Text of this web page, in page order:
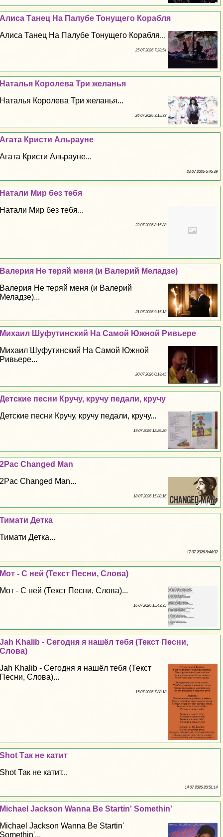
Алиса Танец На Палубе Тонущего Корабля
Алиса Танец На Палубе Тонущего Корабля...
25 07 2026 7:23:54
Наталья Королева Три желанья
Наталья Королева Три желанья...
24 07 2026 3:15:33
Агата Кристи Альрауне
Агата Кристи Альрауне...
23 07 2026 6:46:39
Натали Мир без тебя
Натали Мир без тебя...
22 07 2026 8:15:38
Валерия Не теряй меня (и Валерий Меладзе)
Валерия Не теряй меня (и Валерий
Меладзе)...
21 07 2026 9:15:18
Михаил Шуфутинский На Самой Южной Ривьере
Михаил Шуфутинский На Самой Южной
Ривьере...
20 07 2026 0:13:45
Детские песни Кручу, кручу педали, кручу
Детские песни Кручу, кручу педали, кручу...
19 07 2026 12:26:20
2Pac Changed Man
2Pac Changed Man...
18 07 2026 15:38:16
Тимати Детка
Тимати Детка...
17 07 2026 8:44:32
Мот - С ней (Текст Песни, Слова)
Мот - С ней (Текст Песни, Слова)...
16 07 2026 15:43:35
Jah Khalib - Сегодня я нашёл тебя (Текст Песни,
Слова)
Jah Khalib - Сегодня я нашёл тебя (Текст
Песни, Слова)...
15 07 2026 7:38:18
Shot Так не катит
Shot Так не катит...
14 07 2026 20:51:14
Michael Jackson Wanna Be Startin' Somethin'
Michael Jackson Wanna Be Startin'
Somethin'...